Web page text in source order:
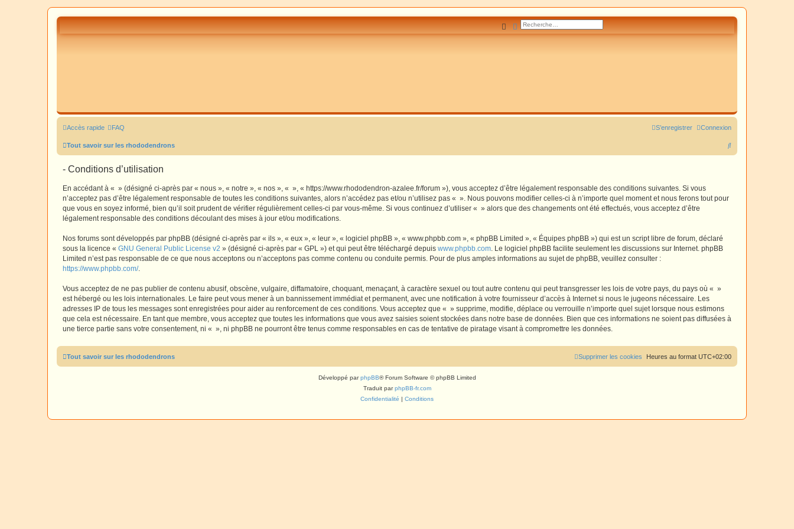
Rechercher
Recherche avancée
Accès rapide FAQ Connexion
S’enregistrer
Tout savoir sur les rhododendrons
R
- Conditions d’utilisation
En accédant à « » (désigné ci-après par « nous », « notre », « nos », « », « https://www.rhododendron-azalee.fr/forum »), vous acceptez d’être légalement responsable des conditions suivantes. Si vous
n’acceptez pas d’être légalement responsable de toutes les conditions suivantes, alors n’accédez pas et/ou n’utilisez pas « ». Nous pouvons modifier celles-ci à n’importe quel moment et nous ferons tout pour
que vous en soyez informé, bien qu’il soit prudent de vérifier régulièrement celles-ci par vous-même. Si vous continuez d’utiliser « » alors que des changements ont été effectués, vous acceptez d’être
légalement responsable des conditions découlant des mises à jour et/ou modifications.
Nos forums sont développés par phpBB (désigné ci-après par « ils », « eux », « leur », « logiciel phpBB », « www.phpbb.com », « phpBB Limited », « Équipes phpBB ») qui est un script libre de forum, déclaré
sous la licence « GNU General Public License v2 » (désigné ci-après par « GPL ») et qui peut être téléchargé depuis www.phpbb.com. Le logiciel phpBB facilite seulement les discussions sur Internet. phpBB
Limited n’est pas responsable de ce que nous acceptons ou n’acceptons pas comme contenu ou conduite permis. Pour de plus amples informations au sujet de phpBB, veuillez consulter :
https://www.phpbb.com/.
Vous acceptez de ne pas publier de contenu abusif, obscène, vulgaire, diffamatoire, choquant, menaçant, à caractère sexuel ou tout autre contenu qui peut transgresser les lois de votre pays, du pays où « »
est hébergé ou les lois internationales. Le faire peut vous mener à un bannissement immédiat et permanent, avec une notification à votre fournisseur d’accès à Internet si nous le jugeons nécessaire. Les
adresses IP de tous les messages sont enregistrées pour aider au renforcement de ces conditions. Vous acceptez que « » supprime, modifie, déplace ou verrouille n’importe quel sujet lorsque nous estimons
que cela est nécessaire. En tant que membre, vous acceptez que toutes les informations que vous avez saisies soient stockées dans notre base de données. Bien que ces informations ne soient pas diffusées à
une tierce partie sans votre consentement, ni « », ni phpBB ne pourront être tenus comme responsables en cas de tentative de piratage visant à compromettre les données.
Tout savoir sur les rhododendrons Heures au format UTC+02:00
Supprimer les cookies
Développé parphpBB® Forum Software © phpBB Limited
Traduit parphpBB-fr.com
Confidentialité | Conditions